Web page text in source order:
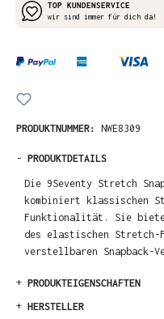
TOP KUNDENSERVICE
wir sind immer für dich da!
PRODUKTNUMMER: NWE8309
- PRODUKTDETAILS
Die 9Seventy Stretch
kombiniert klassischen
Funktionalität. Sie bietet
des elastischen Stretch-
verstellbaren Snapback-
+ PRODUKTEIGENSCHAFTEN
+ HERSTELLER